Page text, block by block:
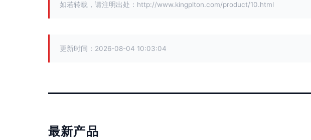
如若转载，请注明出处：http://www.kingplton.com/product/10.html
更新时间：2026-08-04 10:03:04
最新产品